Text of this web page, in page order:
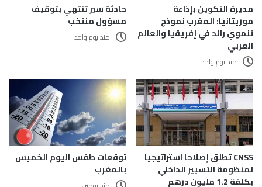
مديرة التكوين بإذاعة
موريتانيا: المغرب نموذج
تنموي رائد في إفريقيا والعالم
العربي
منذ يوم واحد
حادثة سير تنتهي بتوقيف
مسؤول منتخب
منذ يوم واحد
CNSS تطلق إصلاحا استراتيجيا
لمنظومة التسيير الداخلي
بكلفة 1.2 مليون درهم
توقعات طقس اليوم الخميس
بالمغرب